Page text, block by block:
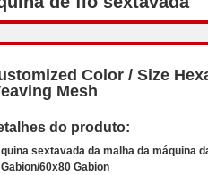
Color / Size
Mesh
do produto:
sextavada da malha da máquina
60x80 Gabion